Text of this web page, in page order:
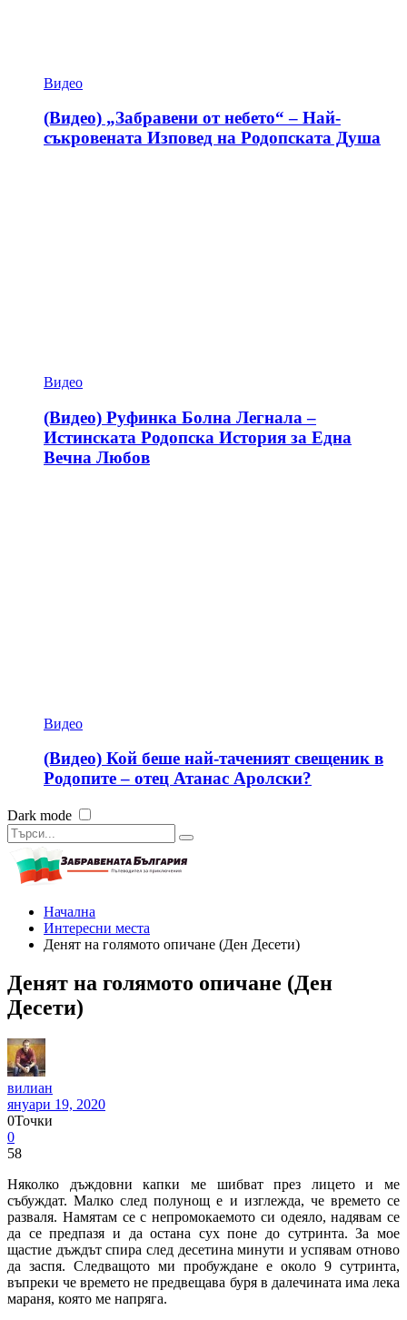
Видео
(Видео) „Забравени от небето“ – Най-
съкровената Изповед на Родопската Душа
Видео
(Видео) Руфинка Болна Легнала –
Истинската Родопска История за Една
Вечна Любов
Видео
(Видео) Кой беше най-таченият свещеник в
Родопите – отец Атанас Аролски?
Dark mode
Начална
Интересни места
Денят на голямото опичане (Ден Десети)
Денят на голямото опичане (Ден
Десети)
вилиан
януари 19, 2020
0Точки
0
58
Няколко дъждовни капки ме шибват през лицето и ме
събуждат. Малко след полунощ е и изглежда, че времето се
разваля. Намятам се с непромокаемото си одеяло, надявам се
да се предпазя и да остана сух поне до сутринта. За мое
щастие дъждът спира след десетина минути и успявам отново
да заспя. Следващото ми пробуждане е около 9 сутринта,
въпреки че времето не предвещава буря в далечината има лека
мараня, която ме напряга.